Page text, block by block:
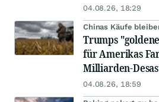
04.08.26, 18:29
Chinas Käufe
Trumps
für Amerikas
Milliarden-
04.08.26, 18:59